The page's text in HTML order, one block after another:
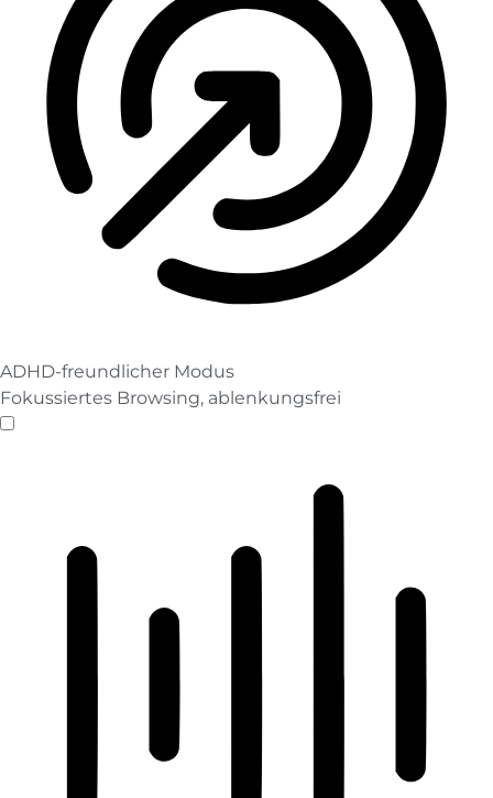
ADHD-freundlicher Modus
Fokussiertes Browsing, ablenkungsfrei
ADHD-freundlicher Modus